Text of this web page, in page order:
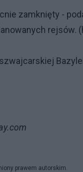
zamknięty -
rejsów.
prawem autorskim.